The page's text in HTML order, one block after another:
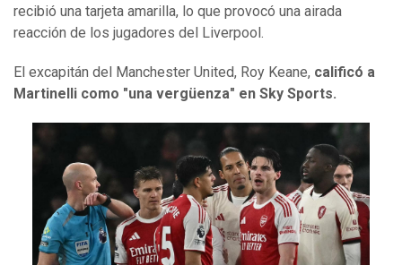
recibió una tarjeta amarilla, lo que provocó una airada
reacción de los jugadores del Liverpool.
El excapitán del Manchester United, Roy Keane, calificó a
Martinelli como "una vergüenza" en Sky Sports.